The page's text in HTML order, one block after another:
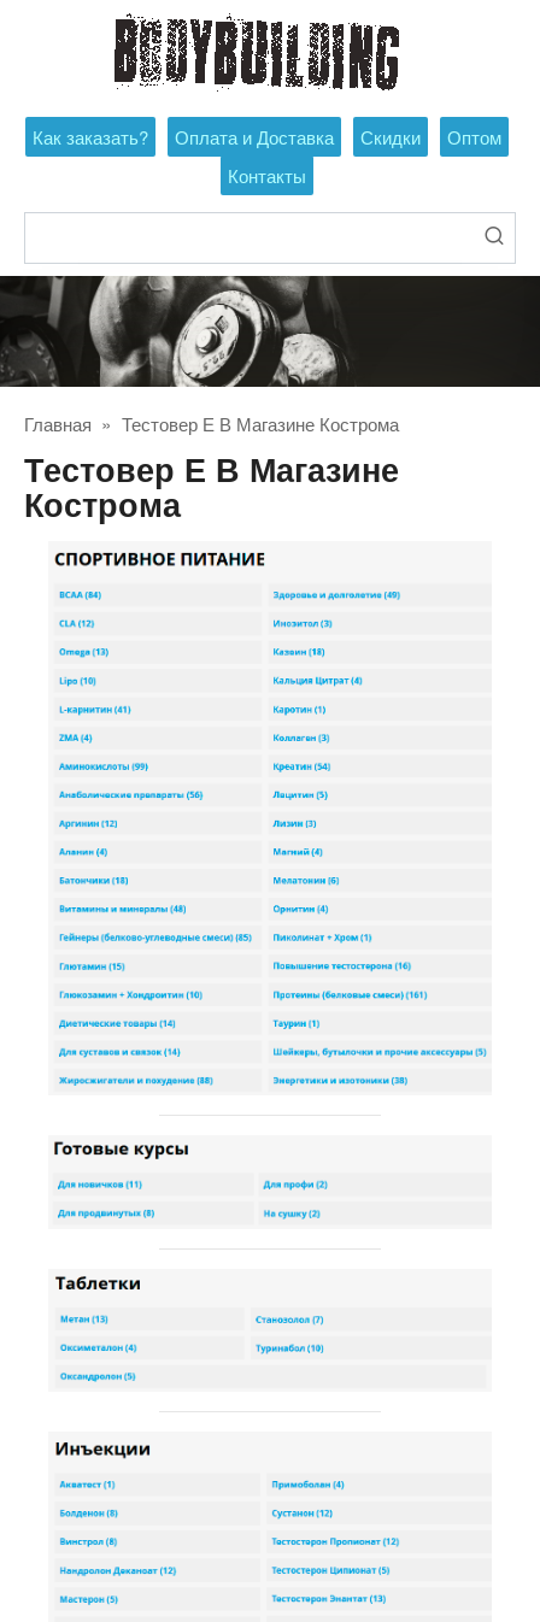
Как заказать? Оплата и Доставка Скидки
Оптом
Контакты
Главная » Тестовер Е В Магазине Кострома
Тестовер Е В Магазине
Кострома